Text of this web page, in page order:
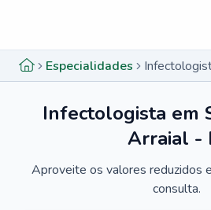
Especialidades
Infectologista em
Arraial -
Aproveite os valores reduzidos
consulta.